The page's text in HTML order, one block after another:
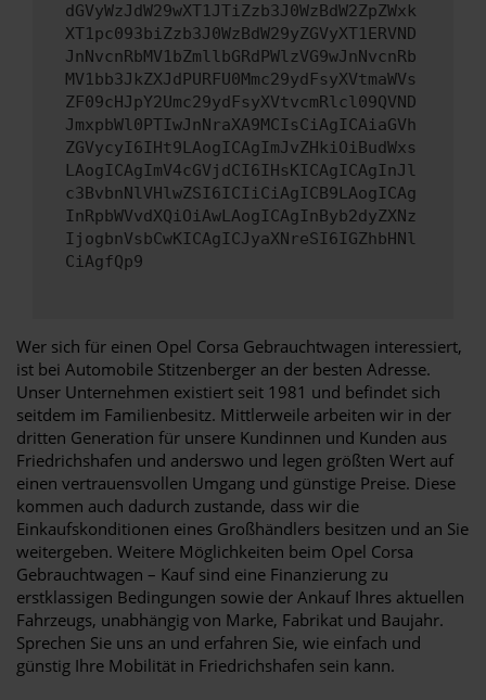
dGVyWzJdW29wXT1JTiZzb3J0WzBdW2ZpZWxk
XT1pc093biZzb3J0WzBdW29yZGVyXT1ERVND
JnNvcnRbMV1bZmllbGRdPWlzVG9wJnNvcnRb
MV1bb3JkZXJdPURFU0Mmc29ydFsyXVtmaWVs
ZF09cHJpY2Umc29ydFsyXVtvcmRlcl09QVND
JmxpbWl0PTIwJnNraXA9MCIsCiAgICAiaGVh
ZGVycyI6IHt9LAogICAgImJvZHkiOiBudWxs
LAogICAgImV4cGVjdCI6IHsKICAgICAgInJl
c3BvbnNlVHlwZSI6ICIiCiAgICB9LAogICAg
InRpbWVvdXQiOiAwLAogICAgInByb2dyZXNz
IjogbnVsbCwKICAgICJyaXNreSI6IGZhbHNl
CiAgfQp9
Wer sich für einen Opel Corsa Gebrauchtwagen interessiert,
ist bei Automobile Stitzenberger an der besten Adresse.
Unser Unternehmen existiert seit 1981 und befindet sich
seitdem im Familienbesitz. Mittlerweile arbeiten wir in der
dritten Generation für unsere Kundinnen und Kunden aus
Friedrichshafen und anderswo und legen größten Wert auf
einen vertrauensvollen Umgang und günstige Preise. Diese
kommen auch dadurch zustande, dass wir die
Einkaufskonditionen eines Großhändlers besitzen und an Sie
weitergeben. Weitere Möglichkeiten beim Opel Corsa
Gebrauchtwagen – Kauf sind eine Finanzierung zu
erstklassigen Bedingungen sowie der Ankauf Ihres aktuellen
Fahrzeugs, unabhängig von Marke, Fabrikat und Baujahr.
Sprechen Sie uns an und erfahren Sie, wie einfach und
günstig Ihre Mobilität in Friedrichshafen sein kann.